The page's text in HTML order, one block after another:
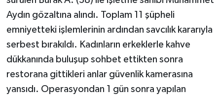
Aydın gözaltına alındı. Toplam 11 şüpheli
emniyetteki işlemlerinin ardından savcılık kararıyla
serbest bırakıldı. Kadınların erkeklerle kahve
dükkanında buluşup sohbet ettikten sonra
restorana gittikleri anlar güvenlik kamerasına
yansıdı. Operasyondan 1 gün sonra yapılan